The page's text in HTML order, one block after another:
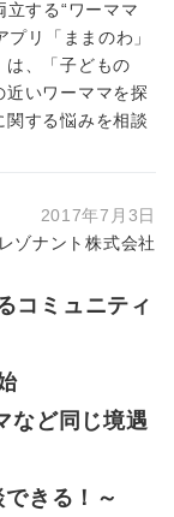
する“ワーママ
リ「ままのわ」
は、「子どもの
いワーママを探
関する悩みを相談
2017年7月3日
ゾナント株式会社
コミュニティ
など同じ境遇
きる！～